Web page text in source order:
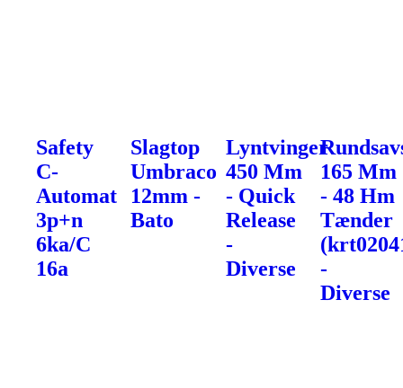
Safety
C-
Automat
3p+n
6ka/C
16a
Slagtop
Umbraco
12mm -
Bato
Lyntvinger
450 Mm
- Quick
Release
-
Diverse
165 Mm
- 48 Hm
Tænder
-
Diverse